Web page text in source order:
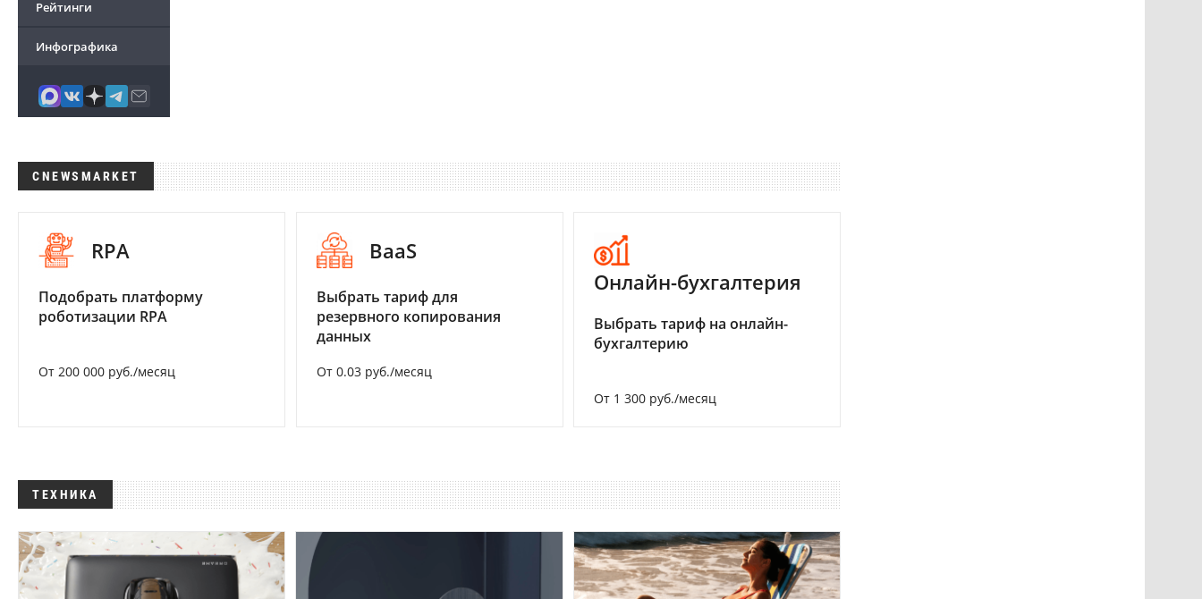
Рейтинги
Инфографика
CNEWSMARKET
RPA
Подобрать платформу
роботизации RPA
От 200 000 руб./месяц
BaaS
Выбрать тариф для
резервного копирования
данных
От 0.03 руб./месяц
Онлайн-бухгалтерия
Выбрать тариф на онлайн-
бухгалтерию
От 1 300 руб./месяц
ТЕХНИКА